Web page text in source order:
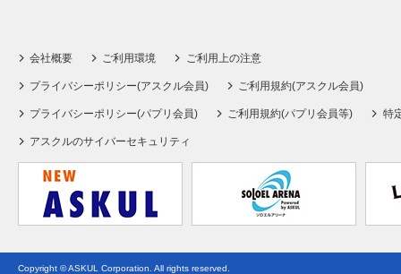
会社概要 ご利用環境 ご利用上の注意
プライバシーポリシー(アスクル会員) ご利用規約(アスクル会員)
プライバシーポリシー(パプリ会員) ご利用規約(パプリ会員等) 特
アスクルのサイバーセキュリティ
Copyright © ASKUL Corporation. All rights reserved.